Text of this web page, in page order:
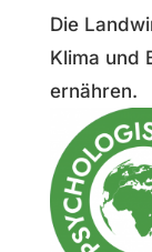
Die
Klima und
ernähren.